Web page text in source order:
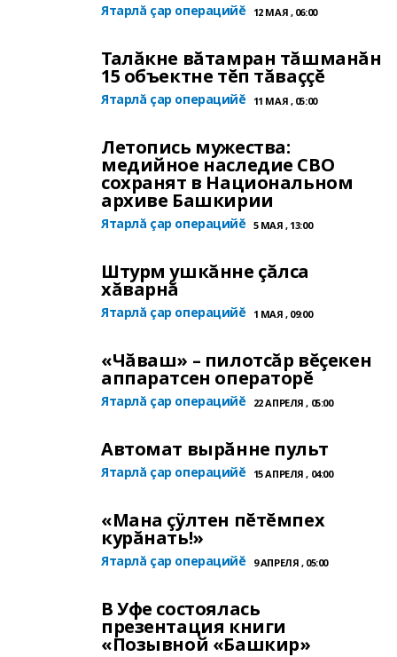
Ятарлă çар операцийĕ 12 МАЯ , 06:00
Талăкне вăтамран тăшманăн
15 объектне тĕп тăваççĕ
Ятарлă çар операцийĕ 11 МАЯ , 05:00
Летопись мужества:
медийное наследие СВО
сохранят в Национальном
архиве Башкирии
Ятарлă çар операцийĕ 5 МАЯ , 13:00
Штурм ушкăнне çăлса
хăварнă
Ятарлă çар операцийĕ 1 МАЯ , 09:00
«Чăваш» – пилотсăр вĕçекен
аппаратсен операторĕ
Ятарлă çар операцийĕ 22 АПРЕЛЯ , 05:00
Автомат вырăнне пульт
Ятарлă çар операцийĕ 15 АПРЕЛЯ , 04:00
«Мана çÿлтен пĕтĕмпех
курăнать!»
Ятарлă çар операцийĕ 9 АПРЕЛЯ , 05:00
В Уфе состоялась
презентация книги
«Позывной «Башкир»